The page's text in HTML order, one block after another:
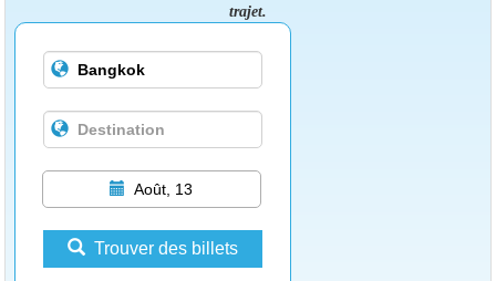
trajet.
Août, 13
Trouver des billets